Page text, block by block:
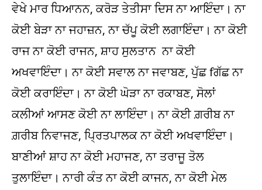
ਵੇਖੇ ਮਾਰ ਧਿਆਨਨ, ਕਰੋੜ ਤੇਤੀਸਾ ਦਿਸ ਨਾ ਆਇੰਦਾ। ਨਾ
ਕੋਈ ਬੇੜਾ ਨਾ ਜਹਾਜ਼ਨ, ਨਾ ਚੱਪੂ ਕੋਈ ਲਗਾਇੰਦਾ। ਨਾ ਕੋਈ
ਰਾਜ ਨਾ ਕੋਈ ਰਾਜਨ, ਸ਼ਾਹ ਸੁਲਤਾਨ ਨਾ ਕੋਈ
ਅਖਵਾਇੰਦਾ। ਨਾ ਕੋਈ ਸਵਾਲ ਨਾ ਜਵਾਬਣ, ਪੁੱਛ fਗੱਛ ਨਾ
ਕੋਈ ਕਰਾਇੰਦਾ। ਨਾ ਕੋਈ ਘੋੜਾ ਨਾ ਰਕਾਬਣ, ਸੋਲਾਂ
ਕਲੀਆਂ ਆਸਣ ਕੋਈ ਨਾ ਲਾਇੰਦਾ। ਨਾ ਕੋਈ ਗ਼ਰੀਬ ਨਾ
ਗ਼ਰੀਬ ਨਿਵਾਜਣ, ਪ੍ਰਿਤਪਾਲਕ ਨਾ ਕੋਈ ਅਖਵਾਇੰਦਾ।
ਬਾਣੀਆਂ ਸ਼ਾਹ ਨਾ ਕੋਈ ਮਹਾਜਣ, ਨਾ ਤਰਾਜੂ ਤੋਲ
ਤੁਲਾਇੰਦਾ। ਨਾਰੀ ਕੰਤ ਨਾ ਕੋਈ ਕਾਜਨ, ਨਾ ਕੋਈ ਮੇਲ